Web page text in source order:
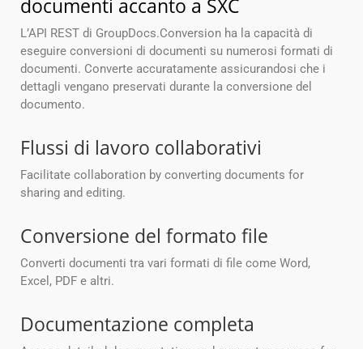
documenti accanto a SXC
L’API REST di GroupDocs.Conversion ha la capacità di
eseguire conversioni di documenti su numerosi formati di
documenti. Converte accuratamente assicurandosi che i
dettagli vengano preservati durante la conversione del
documento.
Flussi di lavoro collaborativi
Facilitate collaboration by converting documents for
sharing and editing.
Conversione del formato file
Converti documenti tra vari formati di file come Word,
Excel, PDF e altri.
Documentazione completa